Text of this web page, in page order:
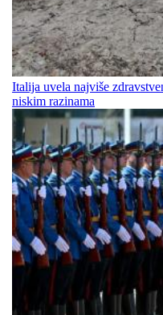
Italija uvela najviše
niskim razinama